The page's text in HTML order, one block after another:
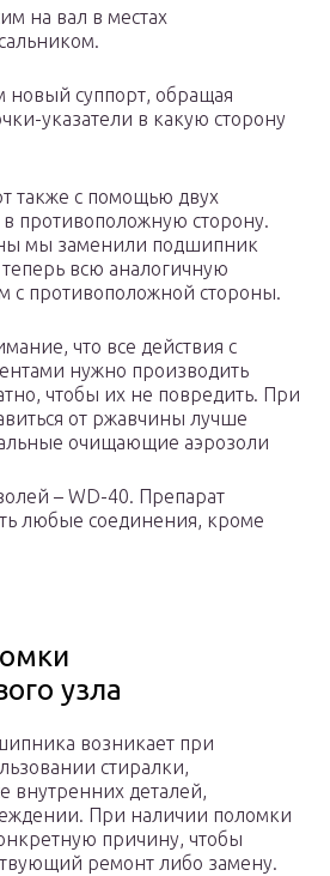
на вал в местах
новый суппорт, обращая
указатели в какую сторону
также с помощью двух
в противоположную сторону.
мы заменили подшипник
всю аналогичную
с противоположной стороны.
что все действия с
нужно производить
чтобы их не повредить. При
от ржавчины лучше
очищающие аэрозоли
– WD-40. Препарат
любые соединения, кроме
узла
возникает при
стиралки,
внутренних деталей,
При наличии поломки
причину, чтобы
ремонт либо замену.